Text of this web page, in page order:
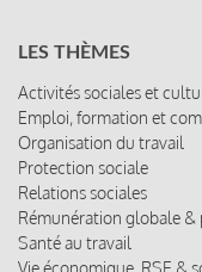
LES THÈMES
Activités sociales et
Emploi, formation et
Organisation du travail
Protection sociale
Relations sociales
Rémunération globale &
Santé au travail
Vie économique, RSE &